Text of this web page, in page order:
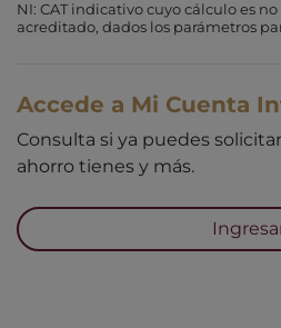
NI: CAT indicativo cuyo cálculo es
acreditado, dados los parámetros
Accede a Mi Cuenta
Consulta si ya puedes
ahorro tienes y más.